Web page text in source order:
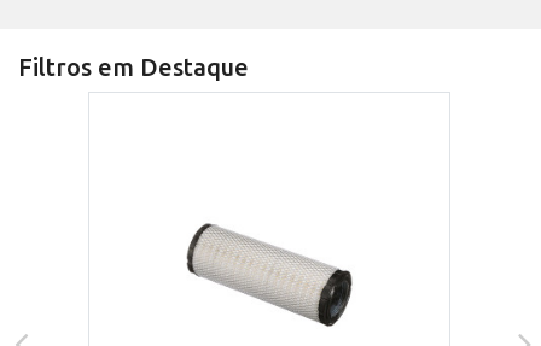
Filtros em Destaque